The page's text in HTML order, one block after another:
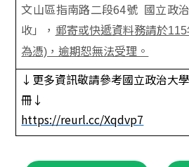
文山區指南路二段64號 國立政
收」， 郵寄或快遞資料務請於
為憑)，逾期恕無法受理。
↓更多資訊敬請參考國立政治大
冊↓
https://reurl.cc/Xqdvp7